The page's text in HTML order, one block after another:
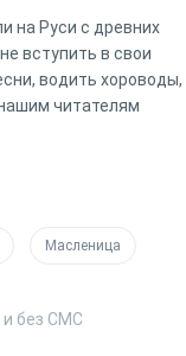
на Руси с древних
вступить в свои
водить хороводы,
читателям
Масленица
и без СМС